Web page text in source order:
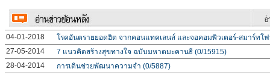
04-01-2018
โรคอันตรายยอดฮิต จากคอนแทคเลนส์ และจอคอมพิวเตอร์-สมาร์ทโ
27-05-2014
7 แนวคิดสร้างสุขทางใจ ฉบับมหาตมะคานธี (0/15915)
28-04-2014
การเดินช่วยพัฒนาความจำ (0/5887)